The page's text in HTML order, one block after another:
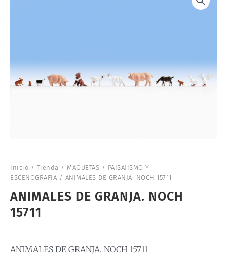
Inicio / Tienda / MAQUETAS / PAISAJISMO Y
ESCENOGRAFIA / ANIMALES DE GRANJA. NOCH 15711
ANIMALES DE GRANJA. NOCH
15711
ANIMALES DE GRANJA. NOCH 15711